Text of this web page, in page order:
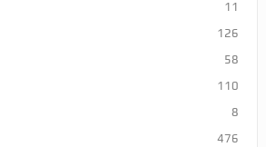
11
126
58
110
8
476